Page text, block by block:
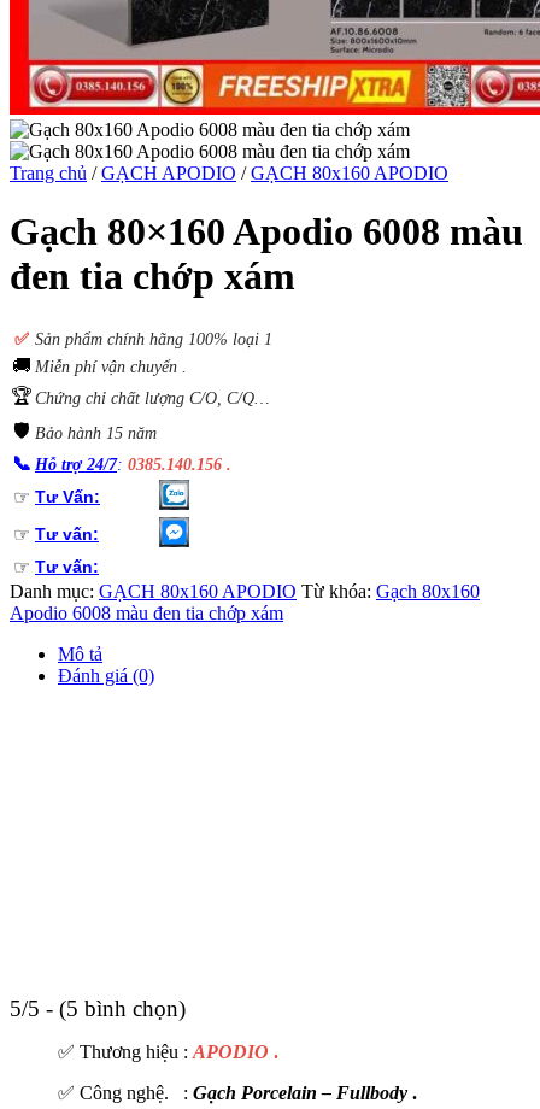
Trang chủ / GẠCH APODIO / GẠCH 80x160 APODIO
Gạch 80×160 Apodio 6008 màu
đen tia chớp xám
✅ Sản phẩm chính hãng 100% loại 1
🚚 Miễn phí vận chuyển .
🏆Chứng chỉ chất lượng C/O, C/Q…
🛡️ Bảo hành 15 năm
📞 Hỗ trợ 24/7: 0385.140.156 .
☞ Tư Vấn:
☞ Tư vấn:
☞ Tư vấn:
Danh mục: GẠCH 80x160 APODIO Từ khóa: Gạch 80x160
Apodio 6008 màu đen tia chớp xám
Mô tả
Đánh giá (0)
5/5 - (5 bình chọn)
✅ Thương hiệu : APODIO .
✅ Công nghệ. : Gạch Porcelain – Fullbody .